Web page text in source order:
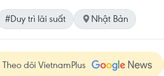
#Duy trì lãi suất Nhật Bản
Theo dõi VietnamPlus